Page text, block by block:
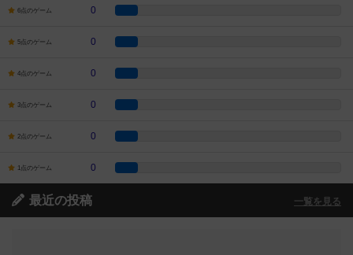
6点のゲーム 0
5点のゲーム 0
4点のゲーム 0
3点のゲーム 0
2点のゲーム 0
1点のゲーム 0
最近の投稿 一覧を見る